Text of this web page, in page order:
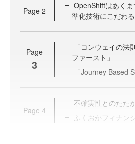
Page 2
OpenShiftはあく
準化技術にこだわる
Page
3
「コンウェイの法
ファースト」
「Journey Based
Page 4
不確実性とのたた
ふくおかフィナン